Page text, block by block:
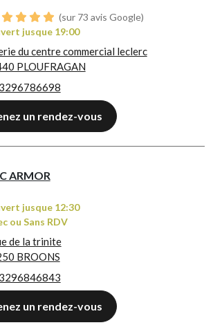
(sur 73 avis Google)
jusque 19:00
du centre commercial leclerc
PLOUFRAGAN
un rendez-vous
ARMOR
jusque 12:30
ou Sans RDV
de la trinite
BROONS
un rendez-vous